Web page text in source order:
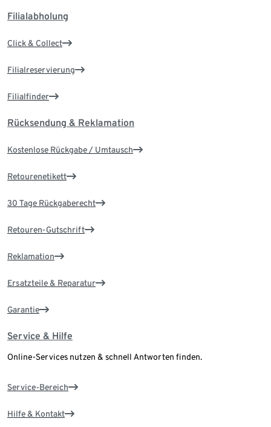
Filialabholung
Click & Collect
Filialreservierung
Filialfinder
Rücksendung & Reklamation
Kostenlose Rückgabe / Umtausch
Retourenetikett
30 Tage Rückgaberecht
Retouren-Gutschrift
Reklamation
Ersatzteile & Reparatur
Garantie
Service & Hilfe
Online-Services nutzen & schnell Antworten finden.
Service-Bereich
Hilfe & Kontakt